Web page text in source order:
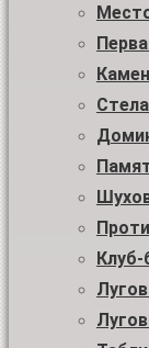
Клуб-